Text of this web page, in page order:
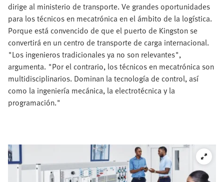
dirige al ministerio de transporte. Ve grandes oportunidades
para los técnicos en mecatrónica en el ámbito de la logística.
Porque está convencido de que el puerto de Kingston se
convertirá en un centro de transporte de carga internacional.
"Los ingenieros tradicionales ya no son relevantes",
argumenta. "Por el contrario, los técnicos en mecatrónica son
multidisciplinarios. Dominan la tecnología de control, así
como la ingeniería mecánica, la electrotécnica y la
programación."